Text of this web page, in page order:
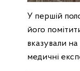
У першій
його
вказували
медичні